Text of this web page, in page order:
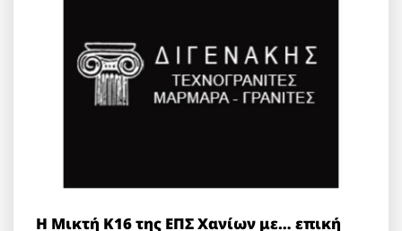
Η Μικτή Κ16 της ΕΠΣ Χανίων με… επική